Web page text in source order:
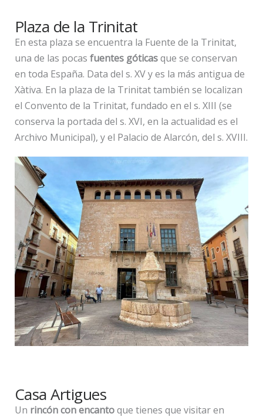
Plaza de la Trinitat
En esta plaza se encuentra la Fuente de la Trinitat,
una de las pocas fuentes góticasque se conservan
en toda España. Data del s. XV y es la más antigua de
Xàtiva. En la plaza de la Trinitat también se localizan
el Convento de la Trinitat, fundado en el s. XIII (se
conserva la portada del s. XVI, en la actualidad es el
Archivo Municipal), y el Palacio de Alarcón, del s. XVIII.
Casa Artigues
Un rincón con encantoque tienes que visitar en